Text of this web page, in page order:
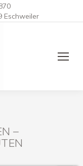
Eschweiler
–